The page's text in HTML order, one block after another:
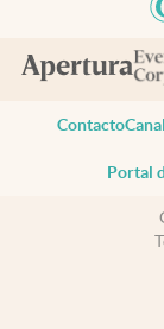
Contacto
Portal